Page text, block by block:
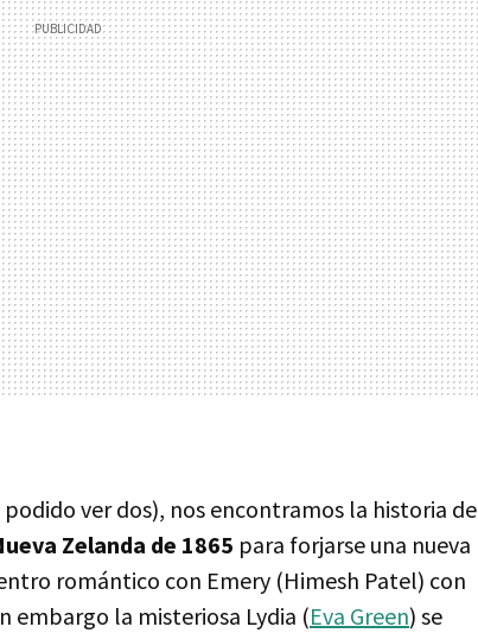
ver dos), nos encontramos la historia de
Zelanda de 1865 para forjarse una nueva
romántico con Emery (Himesh Patel) con
embargo la misteriosa Lydia (Eva Green) se